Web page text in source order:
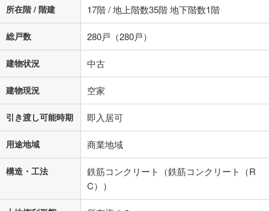
所在階 / 階建 17階 / 地上階数35階 地下階数1階
総戸数 280戸（280戸）
建物状況 中古
建物現況 空家
引き渡し可能時期 即入居可
用途地域 商業地域
構造・工法
鉄筋コンクリート（鉄筋コンクリート（R
C））